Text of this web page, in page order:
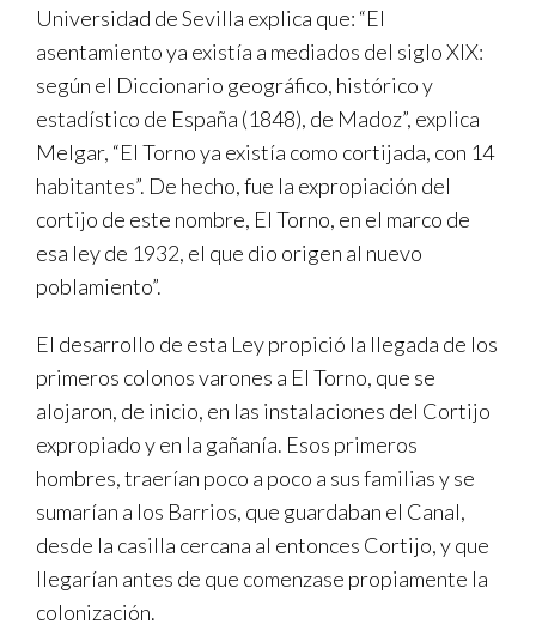
Universidad de Sevilla explica que: “El
asentamiento ya existía a mediados del siglo XIX:
según el Diccionario geográfico, histórico y
estadístico de España (1848), de Madoz”, explica
Melgar, “El Torno ya existía como cortijada, con 14
habitantes”. De hecho, fue la expropiación del
cortijo de este nombre, El Torno, en el marco de
esa ley de 1932, el que dio origen al nuevo
poblamiento”.
El desarrollo de esta Ley propició la llegada de los
primeros colonos varones a El Torno, que se
alojaron, de inicio, en las instalaciones del Cortijo
expropiado y en la gañanía. Esos primeros
hombres, traerían poco a poco a sus familias y se
sumarían a los Barrios, que guardaban el Canal,
desde la casilla cercana al entonces Cortijo, y que
llegarían antes de que comenzase propiamente la
colonización.